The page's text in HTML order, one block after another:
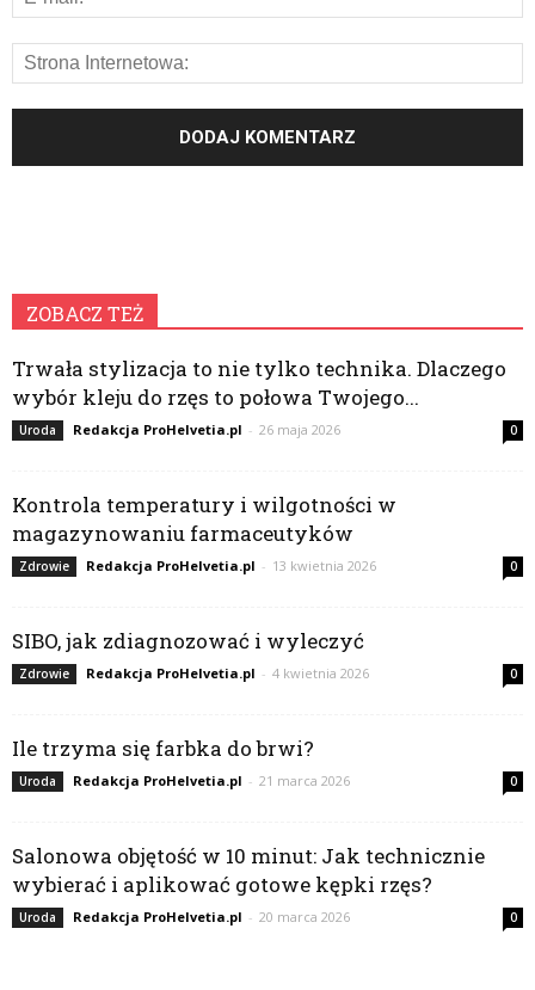
ZOBACZ TEŻ
Trwała stylizacja to nie tylko technika. Dlaczego
wybór kleju do rzęs to połowa Twojego...
Uroda Redakcja ProHelvetia.pl - 26 maja 2026 0
Kontrola temperatury i wilgotności w
magazynowaniu farmaceutyków
Zdrowie Redakcja ProHelvetia.pl - 13 kwietnia 2026 0
SIBO, jak zdiagnozować i wyleczyć
Zdrowie Redakcja ProHelvetia.pl - 4 kwietnia 2026 0
Ile trzyma się farbka do brwi?
Uroda Redakcja ProHelvetia.pl - 21 marca 2026 0
Salonowa objętość w 10 minut: Jak technicznie
wybierać i aplikować gotowe kępki rzęs?
Uroda Redakcja ProHelvetia.pl - 20 marca 2026 0